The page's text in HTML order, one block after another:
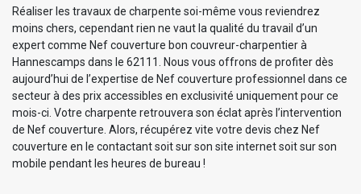
Réaliser les travaux de charpente soi-même vous reviendrez
moins chers, cependant rien ne vaut la qualité du travail d’un
expert comme Nef couverture bon couvreur-charpentier à
Hannescamps dans le 62111. Nous vous offrons de profiter dès
aujourd’hui de l’expertise de Nef couverture professionnel dans ce
secteur à des prix accessibles en exclusivité uniquement pour ce
mois-ci. Votre charpente retrouvera son éclat après l’intervention
de Nef couverture. Alors, récupérez vite votre devis chez Nef
couverture en le contactant soit sur son site internet soit sur son
mobile pendant les heures de bureau !